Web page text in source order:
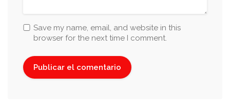
Save my name, email, and website in this
browser for the next time I comment.